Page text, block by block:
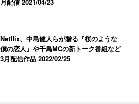
月配信2021/04/23
Netflix、中島健人らが贈る『桜のような
僕の恋人』や千鳥MCの新トーク番組など
3月配信作品2022/02/25